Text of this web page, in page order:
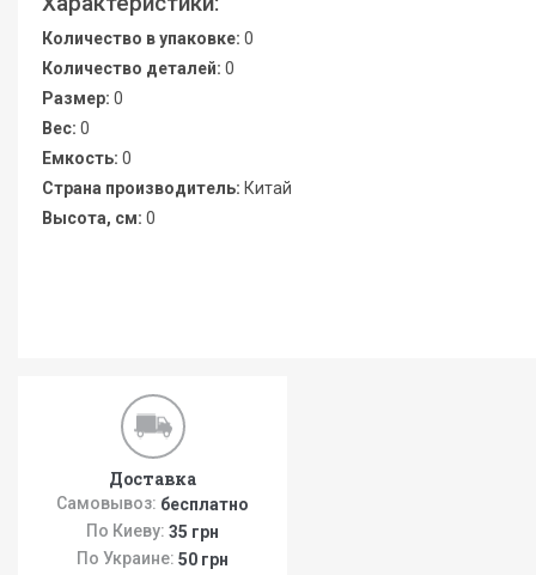
Количество в упаковке: 0
Количество деталей: 0
Размер: 0
Вес: 0
Емкость: 0
Страна производитель: Китай
Высота, см: 0
Доставка
Самовывоз: бесплатно
По Киеву: 35 грн
По Украине: 50 грн